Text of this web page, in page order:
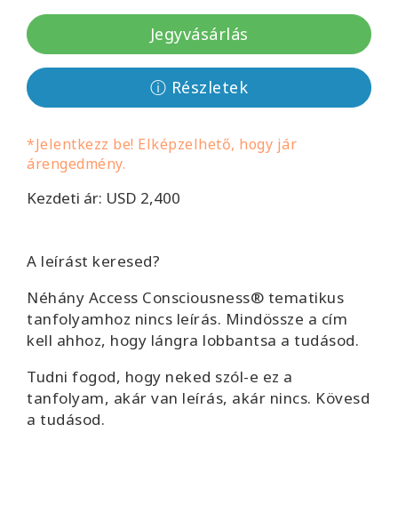
Tanfolyamok
Facilitators
More
KAPCSOLAT
Jegyvásárlás
ⓘ Részletek
*Jelentkezz be! Elképzelhető, hogy jár
árengedmény.
Kezdeti ár: USD 2,400
A leírást keresed?
Néhány Access Consciousness® tematikus
tanfolyamhoz nincs leírás. Mindössze a cím
kell ahhoz, hogy lángra lobbantsa a tudásod.
Tudni fogod, hogy neked szól-e ez a
tanfolyam, akár van leírás, akár nincs. Kövesd
a tudásod.